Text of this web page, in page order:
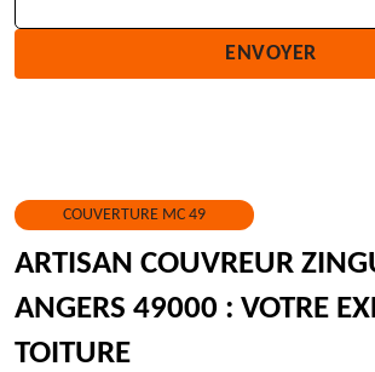
COUVERTURE MC 49
ARTISAN COUVREUR
ANGERS 49000 : VOTRE
TOITURE